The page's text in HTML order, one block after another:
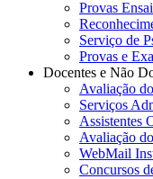
Provas
Serviço de
Provas e
Docentes e Não
Avaliação
Serviços
Assistentes
Avaliação
WebMail
Concursos